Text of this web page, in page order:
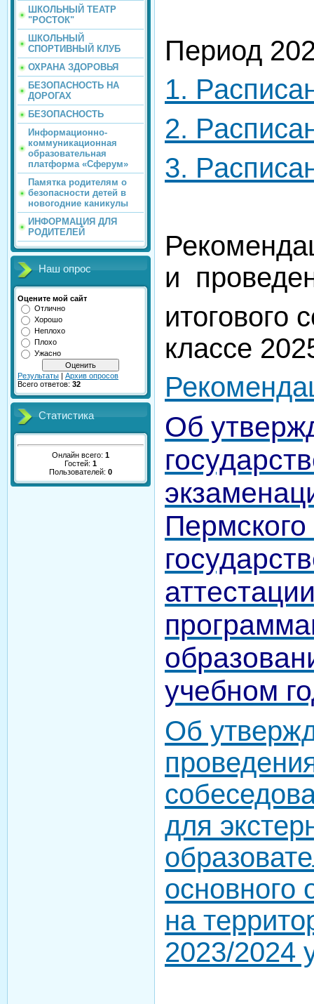
ШКОЛЬНЫЙ ТЕАТР
"РОСТОК"
ШКОЛЬНЫЙ
СПОРТИВНЫЙ КЛУБ
ОХРАНА ЗДОРОВЬЯ
БЕЗОПАСНОСТЬ НА
ДОРОГАХ
БЕЗОПАСНОСТЬ
Информационно-
коммуникационная
образовательная
платформа «Сферум»
Памятка родителям о
безопасности детей в
новогодние каникулы
ИНФОРМАЦИЯ ДЛЯ
РОДИТЕЛЕЙ
Наш опрос
Оцените мой сайт
Отлично
Хорошо
Неплохо
Плохо
Ужасно
Результаты | Архив опросов
Всего ответов: 32
Статистика
Онлайн всего: 1
Гостей: 1
Пользователей: 0
Период
1.
2.
3.
и
итогового
классе
Об
учебном
Об
для
основного
на
2023/2024